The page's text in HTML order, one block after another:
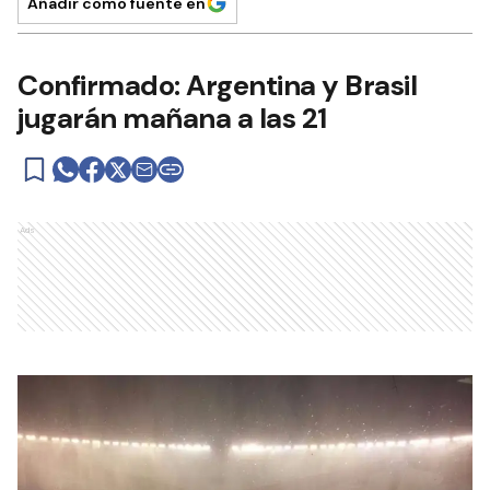
Confirmado: Argentina y Brasil
jugarán mañana a las 21
Ads